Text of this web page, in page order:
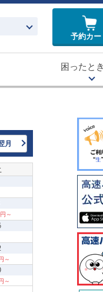
予約カー
困ったと
月
～
～
～